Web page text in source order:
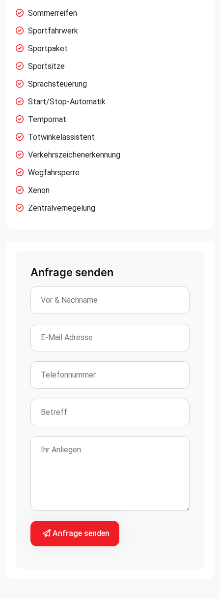
Sommerreifen
Sportfahrwerk
Sportpaket
Sportsitze
Sprachsteuerung
Start/Stop-Automatik
Tempomat
Totwinkelassistent
Verkehrszeichenerkennung
Wegfahrsperre
Xenon
Zentralverriegelung
Anfrage senden
Anfrage senden